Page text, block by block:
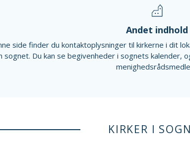
Andet indhold
side finder du kontaktoplysninger til kirkerne i dit
sognet. Du kan se begivenheder i sognets
KIRKER I